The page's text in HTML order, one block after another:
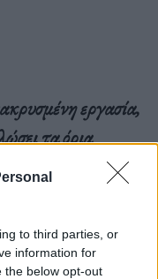
to third parties, or
information for
the below opt-out
εργασία,
τα όρια
ζωής.
με
είναι πάντα